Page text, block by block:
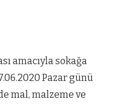
amacıyla sokağa
Pazar günü
mal, malzeme ve